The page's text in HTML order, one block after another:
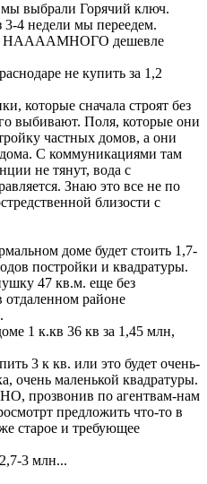
выбрали Горячий ключ.
3-4 недели мы переедем.
НААААМНОГО дешевле
не купить за 1,2
которые сначала строят без
выбивают. Поля, которые они
частных домов, а они
С коммуникациями там
не тянут, вода с
Знаю это все не по
близости с
доме будет стоить 1,7-
постройки и квадратуры.
47 кв.м. еще без
отдаленном районе
1 к.кв 36 кв за 1,45 млн,
3 к кв. или это будет очень-
очень маленькой квадратуры.
прозвонив по агентвам-нам
предложить что-то в
старое и требующее
3 млн...